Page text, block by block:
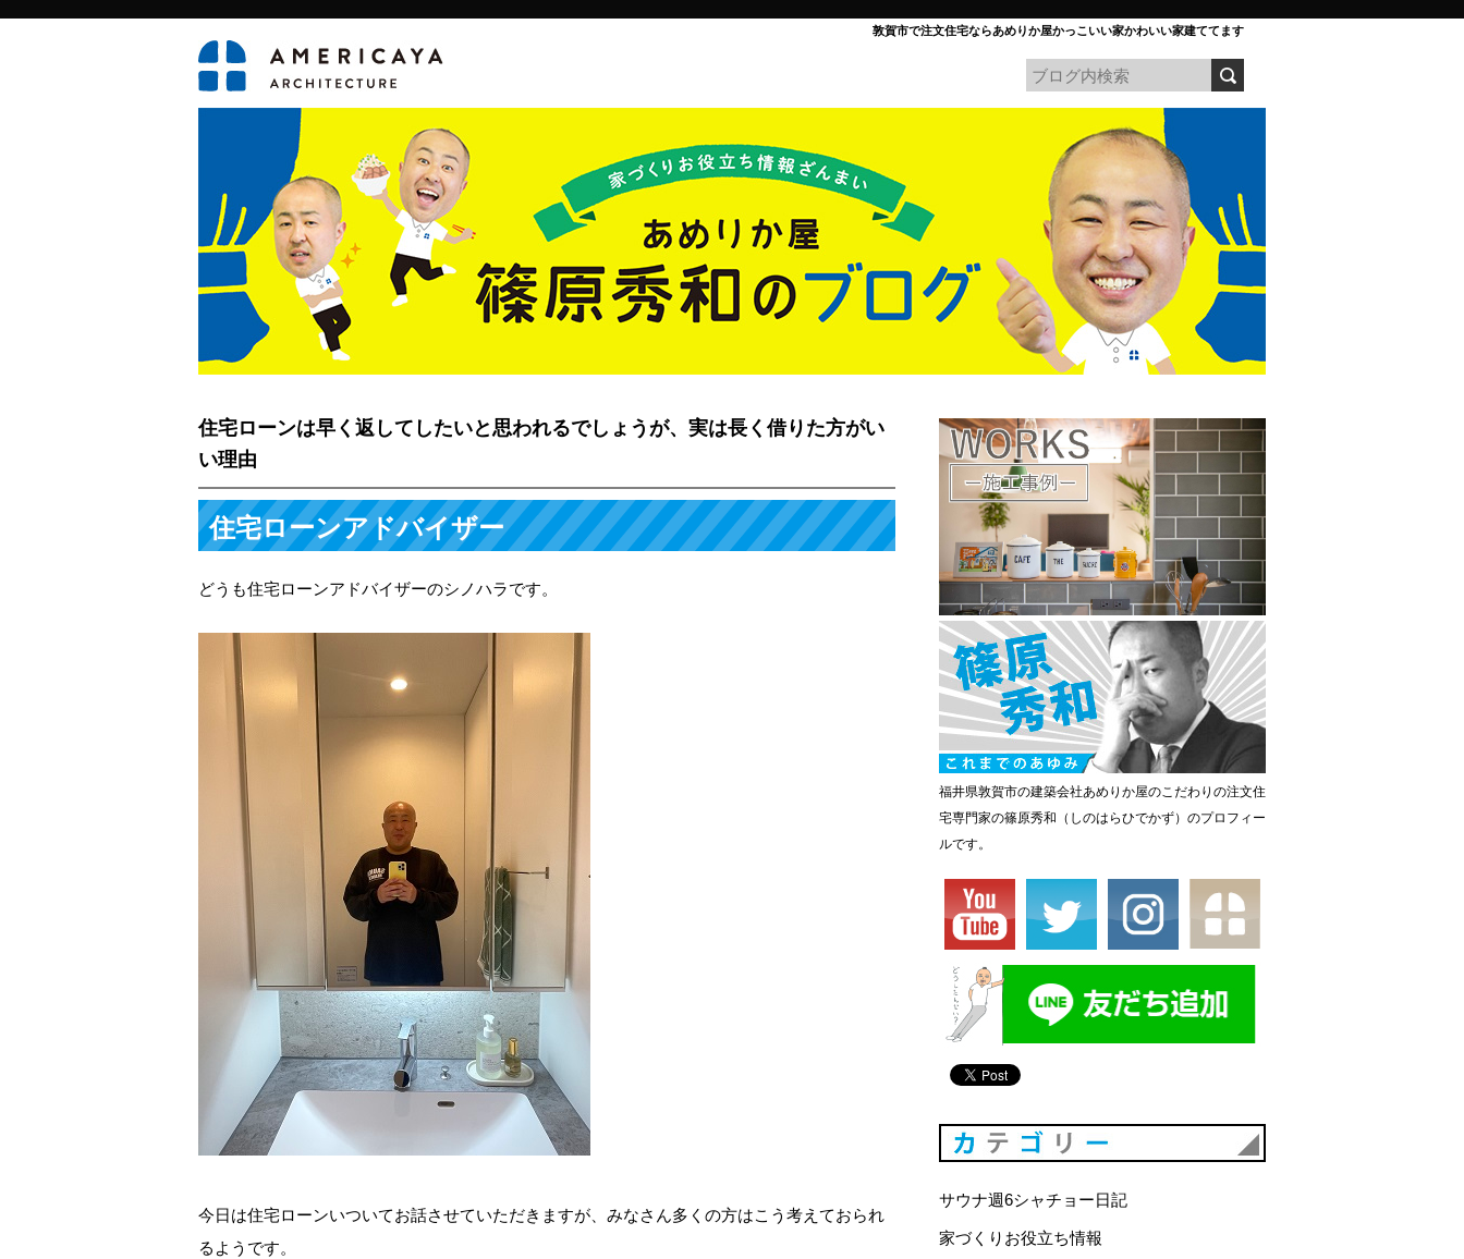
敦賀市で注文住宅ならあめりか屋かっこいい家かわいい家建ててます
住宅ローンは早く返してしたいと思われるでしょうが、実は長く借りた方がい
い理由
住宅ローンアドバイザー
どうも住宅ローンアドバイザーのシノハラです。
今日は住宅ローンいついてお話させていただきますが、みなさん多くの方はこう考えておられ
るようです。
福井県敦賀市の建築会社あめりか屋のこだわりの注文住
宅専門家の篠原秀和（しのはらひでかず）のプロフィー
ルです。
サウナ週6シャチョー日記
家づくりお役立ち情報